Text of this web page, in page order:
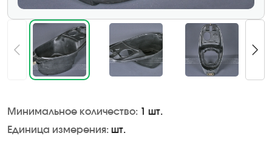
Минимальное количество: 1 шт.
Единица измерения: шт.